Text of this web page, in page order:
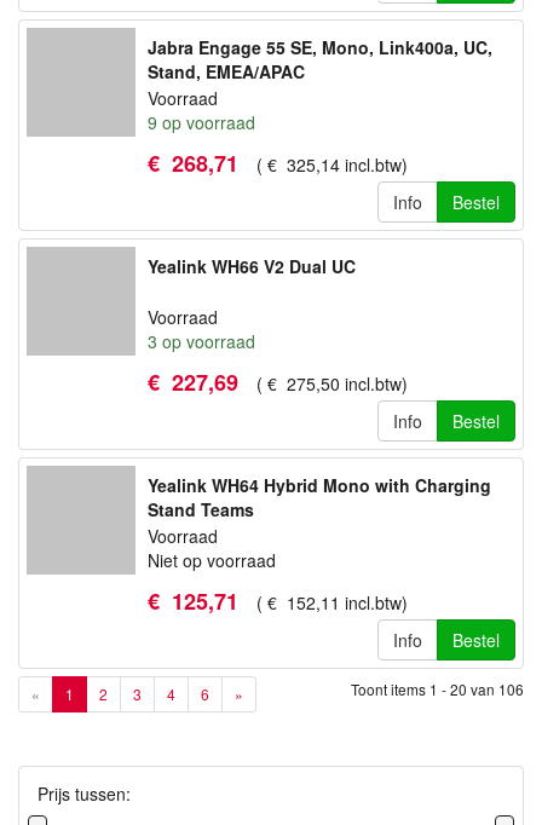
Jabra Engage 55 SE, Mono, Link400a, UC,
Stand, EMEA/APAC
Voorraad
9 op voorraad
€ 268,71 ( € 325,14 incl.btw)
Info
Bestel
Yealink WH66 V2 Dual UC
Voorraad
3 op voorraad
€ 227,69 ( € 275,50 incl.btw)
Info
Bestel
Yealink WH64 Hybrid Mono with Charging
Stand Teams
Voorraad
Niet op voorraad
€ 125,71 ( € 152,11 incl.btw)
Info
Bestel
Toont items 1 - 20 van 106
« 1 2 3 4 6 »
Prijs tussen: